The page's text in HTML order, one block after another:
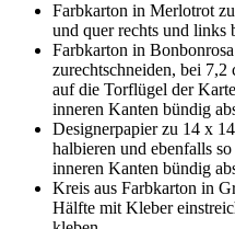
Farbkarton in Merlotrot
und quer rechts und links
Farbkarton in
zurechtschneiden, bei 7,2
auf die Torflügel der
inneren Kanten bündig
Designerpapier zu 14 x
halbieren und ebenfalls
inneren Kanten bündig
Kreis aus Farbkarton in
Hälfte mit Kleber